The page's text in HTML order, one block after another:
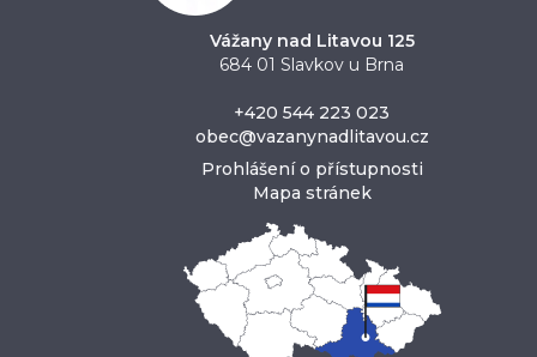
Vážany nad Litavou 125
684 01 Slavkov u Brna
+420 544 223 023
obec@vazanynadlitavou.cz
Prohlášení o přístupnosti
Mapa stránek